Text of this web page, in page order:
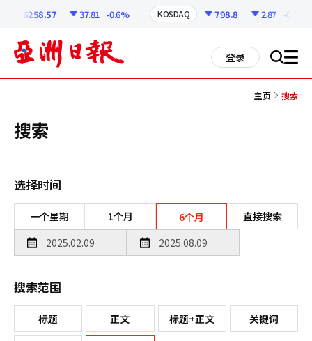
6258.57 37.81 -0.6% KOSDAQ 798.8 2.87 -0.36%
登录 搜 all
主页 搜索
搜索
选择时间
一个星期 1个月 6个月 直接搜索
搜索范围
标题 正文 标题+正文 关键词